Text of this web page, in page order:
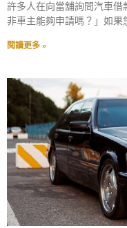
許多人在向當舖詢問汽車
非車主能夠申請嗎？」如果
閱讀更多 »